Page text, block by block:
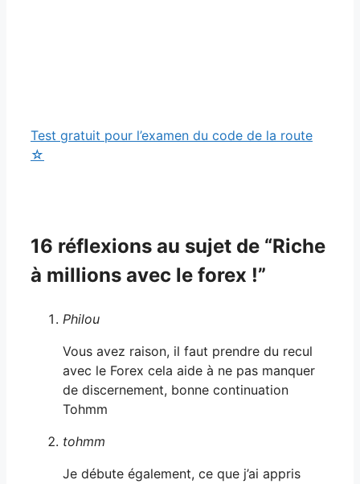
Test gratuit pour l’examen du code de la route
☆
16 réflexions au sujet de “Riche
à millions avec le forex !”
Philou
Vous avez raison, il faut prendre du recul
avec le Forex cela aide à ne pas manquer
de discernement, bonne continuation
Tohmm
tohmm
Je débute également, ce que j’ai appris